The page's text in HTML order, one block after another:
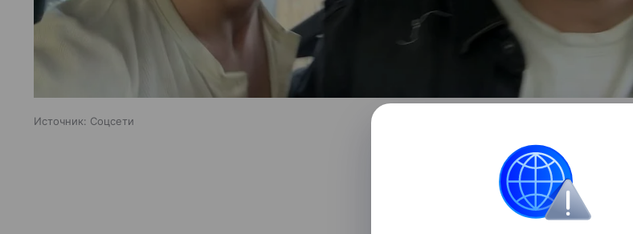
Источник: Соцсети